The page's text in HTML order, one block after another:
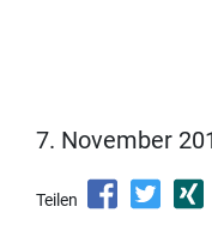
7. November
Teilen